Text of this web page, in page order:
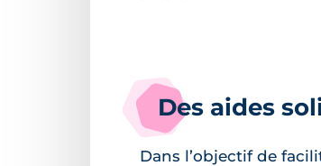
Des aides
Dans l’objectif de